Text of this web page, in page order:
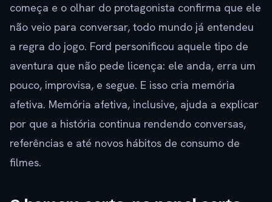
começa e o olhar do protagonista confirma que ele
não veio para conversar, todo mundo já entendeu
a regra do jogo. Ford personificou aquele tipo de
aventura que não pede licença: ele anda, erra um
pouco, improvisa, e segue. E isso cria memória
afetiva. Memória afetiva, inclusive, ajuda a explicar
por que a história continua rendendo conversas,
referências e até novos hábitos de consumo de
filmes.